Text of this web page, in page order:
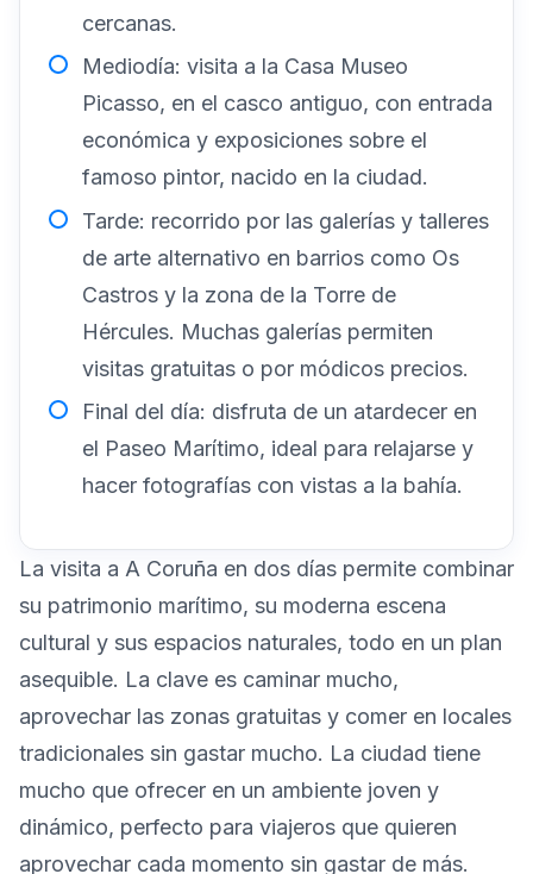
cercanas.
Mediodía: visita a la Casa Museo
Picasso, en el casco antiguo, con entrada
económica y exposiciones sobre el
famoso pintor, nacido en la ciudad.
Tarde: recorrido por las galerías y talleres
de arte alternativo en barrios como Os
Castros y la zona de la Torre de
Hércules. Muchas galerías permiten
visitas gratuitas o por módicos precios.
Final del día: disfruta de un atardecer en
el Paseo Marítimo, ideal para relajarse y
hacer fotografías con vistas a la bahía.
La visita a A Coruña en dos días permite combinar
su patrimonio marítimo, su moderna escena
cultural y sus espacios naturales, todo en un plan
asequible. La clave es caminar mucho,
aprovechar las zonas gratuitas y comer en locales
tradicionales sin gastar mucho. La ciudad tiene
mucho que ofrecer en un ambiente joven y
dinámico, perfecto para viajeros que quieren
aprovechar cada momento sin gastar de más.